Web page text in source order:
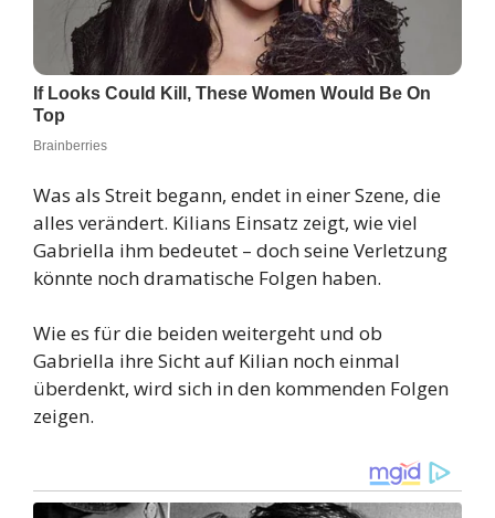
Was als Streit begann, endet in einer Szene, die
alles verändert. Kilians Einsatz zeigt, wie viel
Gabriella ihm bedeutet – doch seine Verletzung
könnte noch dramatische Folgen haben.
Wie es für die beiden weitergeht und ob
Gabriella ihre Sicht auf Kilian noch einmal
überdenkt, wird sich in den kommenden Folgen
zeigen.